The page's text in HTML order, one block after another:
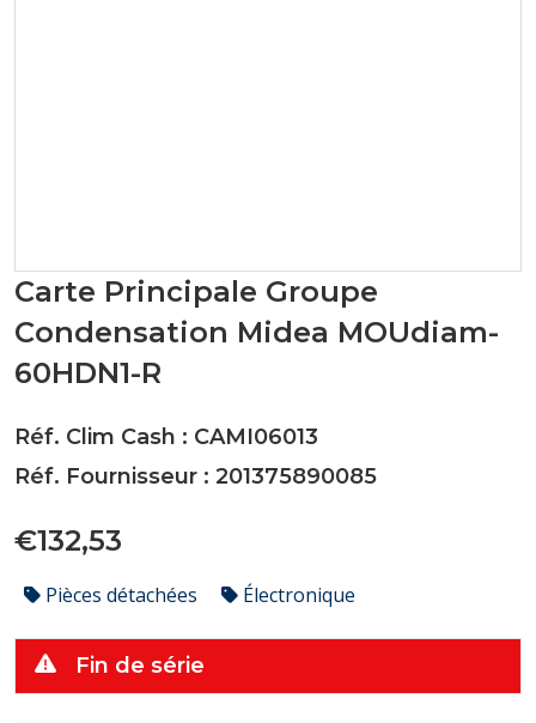
Carte Principale Groupe
Condensation Midea MOUdiam-
60HDN1-R
Réf. Clim Cash : CAMI06013
Réf. Fournisseur : 201375890085
€132,53
Pièces détachées Électronique
Fin de série